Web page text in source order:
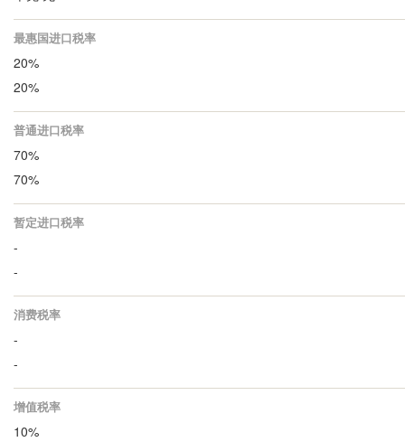
最惠国进口税率
20%
20%
普通进口税率
70%
70%
暂定进口税率
-
-
消费税率
-
-
增值税率
10%